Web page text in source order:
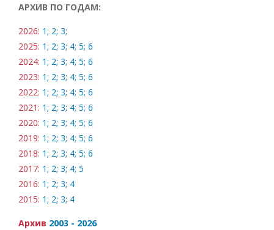
АРХИВ ПО ГОДАМ:
2026: 1; 2; 3;
2025: 1; 2; 3; 4; 5; 6
2024: 1; 2; 3; 4; 5; 6
2023: 1; 2; 3; 4; 5; 6
2022: 1; 2; 3; 4; 5; 6
2021: 1; 2; 3; 4; 5; 6
2020: 1; 2; 3; 4; 5; 6
2019: 1; 2; 3; 4; 5; 6
2018: 1; 2; 3; 4; 5; 6
2017: 1; 2; 3; 4; 5
2016: 1; 2; 3; 4
2015: 1; 2; 3; 4
Архив 2003 - 2026